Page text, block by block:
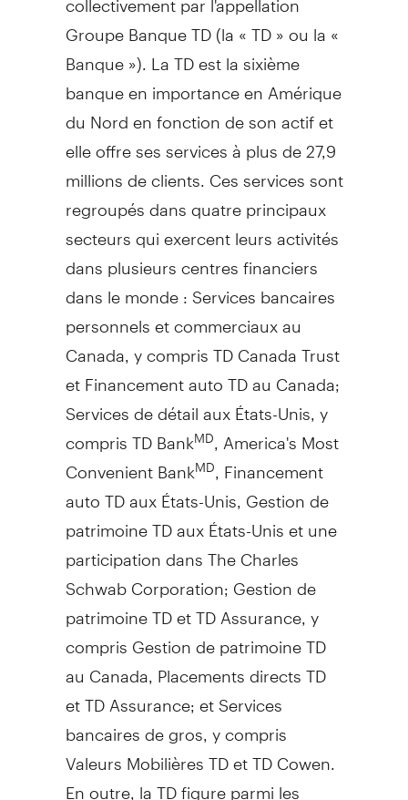
Groupe Banque TD (la « TD » ou la «
Banque »). La TD est la sixième
banque en importance en Amérique
du Nord en fonction de son actif et
elle offre ses services à plus de 27,9
millions de clients. Ces services sont
regroupés dans quatre principaux
secteurs qui exercent leurs activités
dans plusieurs centres financiers
dans le monde : Services bancaires
personnels et commerciaux au
Canada , y compris TD Canada Trust
et Financement auto TD au Canada;
Services de détail aux États-Unis, y
compris TD BankMD , America's Most
Convenient BankMD , Financement
auto TD aux États-Unis, Gestion de
patrimoine TD aux États-Unis et une
participation dans The Charles
Schwab Corporation;Gestion de
patrimoine TD et TD Assurance, y
comprisGestion depatrimoine TD
au Canada , Placements directs TD
et TD Assurance; et Services
bancaires de gros, y compris
Valeurs Mobilières TD et TD Cowen.
En outre, la TD figure parmi les